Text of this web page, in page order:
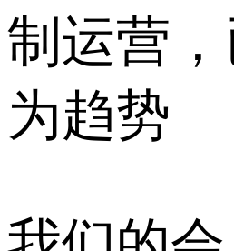
制运营
为趋势